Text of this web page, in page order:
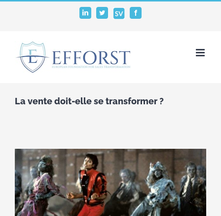
LinkedInTwitterSalesVocation
La vente doit-elle se transformer ?
Voir
l'image
agrandie